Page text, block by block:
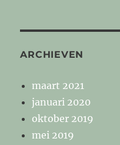
ARCHIEVEN
maart 2021
januari 2020
oktober 2019
mei 2019